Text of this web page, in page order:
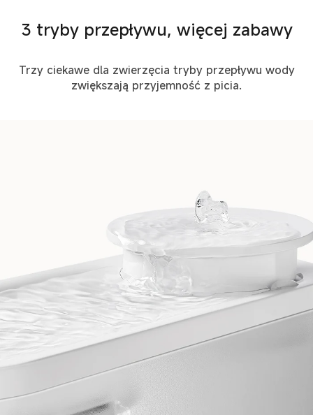
3 tryby przepływu, więcej zabawy
Trzy ciekawe dla zwierzęcia tryby przepływu wody
zwiększają przyjemność z picia.